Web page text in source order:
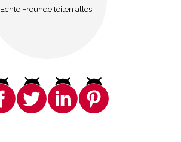
Echte Freunde teilen alles.